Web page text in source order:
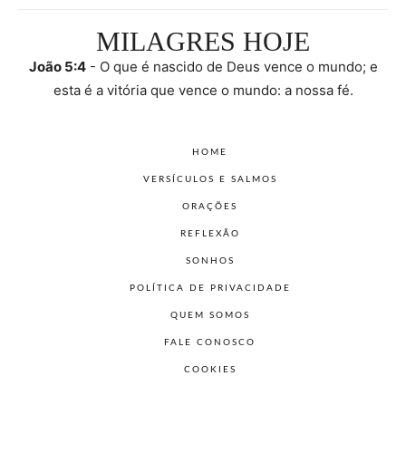
MILAGRES HOJE
João 5:4- O que é nascido de Deus vence o mundo; e
esta é a vitória que vence o mundo: a nossa fé.
HOME
VERSÍCULOS E SALMOS
ORAÇÕES
REFLEXÃO
SONHOS
POLÍTICA DE PRIVACIDADE
QUEM SOMOS
FALE CONOSCO
COOKIES